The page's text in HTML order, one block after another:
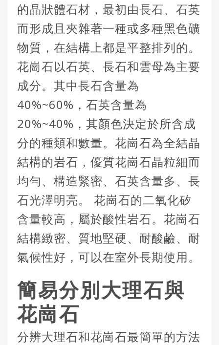
的晶狀體石材，最初由長石、石英
而形成且夾雜著一種或多種黑色礦
物質，在結構上都是平整排列的。
花崗石以石英、長石和雲母為主要
成分。其中長石含量為
40%~60%，石英含量為
20%~40%，其顏色決定於所含成
分的種類和數量。花崗石為全結晶
結構的岩石，優質花崗石晶粒細而
均勻、構造緊密、石英含量多、長
石光澤明亮。 花崗石的二氧化矽
含量較高，屬於酸性岩石。花崗石
結構緻密、質地堅硬、耐酸鹼、耐
氣候性好，可以在室外長期使用。
簡易分別大理石與
花崗石
分辨大理石和花崗石最簡單的方法